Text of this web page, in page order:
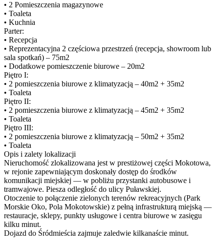
• 2 Pomieszczenia magazynowe
• Toaleta
• Kuchnia
Parter:
• Recepcja
• Reprezentacyjna 2 częściowa przestrzeń (recepcja, showroom lub
sala spotkań) – 75m2
• Dodatkowe pomieszczenie biurowe – 20m2
Piętro I:
• 2 pomieszczenia biurowe z klimatyzacją – 40m2 + 35m2
• Toaleta
Piętro II:
• 2 pomieszczenia biurowe z klimatyzacją – 45m2 + 35m2
• Toaleta
Piętro III:
• 2 pomieszczenia biurowe z klimatyzacją – 50m2 + 35m2
• Toaleta
Opis i zalety lokalizacji
Nieruchomość zlokalizowana jest w prestiżowej części Mokotowa,
w rejonie zapewniającym doskonały dostęp do środków
komunikacji miejskiej — w pobliżu przystanki autobusowe i
tramwajowe. Piesza odległość do ulicy Puławskiej.
Otoczenie to połączenie zielonych terenów rekreacyjnych (Park
Morskie Oko, Pola Mokotowskie) z pełną infrastrukturą miejską —
restauracje, sklepy, punkty usługowe i centra biurowe w zasięgu
kilku minut.
Dojazd do Śródmieścia zajmuje zaledwie kilkanaście minut.